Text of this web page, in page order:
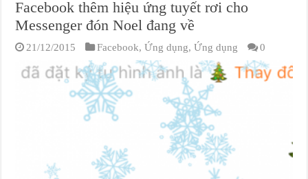
Facebook thêm hiệu ứng tuyết rơi cho
Messenger đón Noel đang về
21/12/2015 Facebook,Ứng dụng,Ứng dụng 0